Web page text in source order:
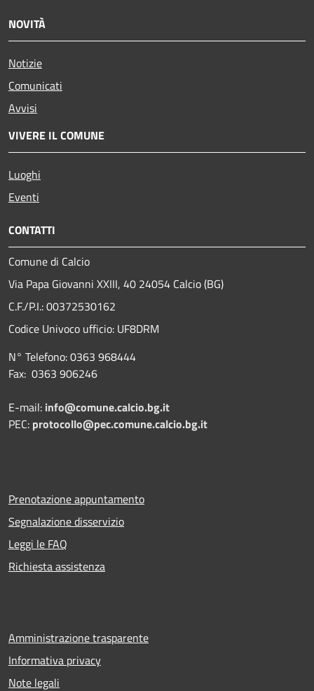
NOVITÀ
Notizie
Comunicati
Avvisi
VIVERE IL COMUNE
Luoghi
Eventi
CONTATTI
Comune di Calcio
Via Papa Giovanni XXIII, 40 24054 Calcio (BG)
C.F./P.I.: 00372530162
Codice Univoco ufficio: UF8DRM
N° Telefono: 0363 968444
Fax: 0363 906246
E-mail: info@comune.calcio.bg.it
PEC: protocollo@pec.comune.calcio.bg.it
Prenotazione appuntamento
Segnalazione disservizio
Leggi le FAQ
Richiesta assistenza
Amministrazione trasparente
Informativa privacy
Note legali